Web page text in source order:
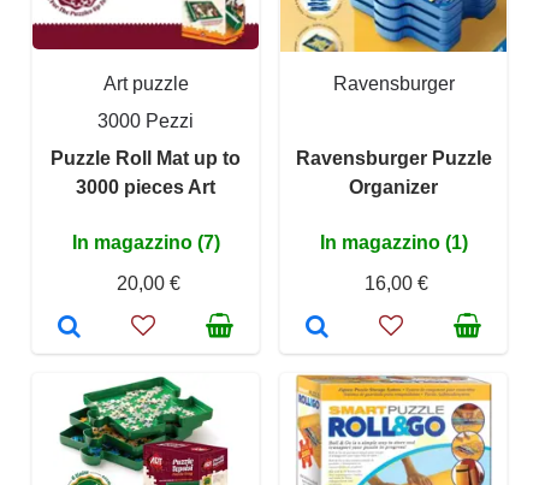
Art puzzle
3000 Pezzi
Puzzle Roll Mat up to
3000 pieces Art
In magazzino (7)
20,00 €
Ravensburger
Ravensburger Puzzle
Organizer
In magazzino (1)
16,00 €